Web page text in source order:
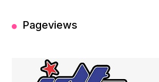
Pageviews